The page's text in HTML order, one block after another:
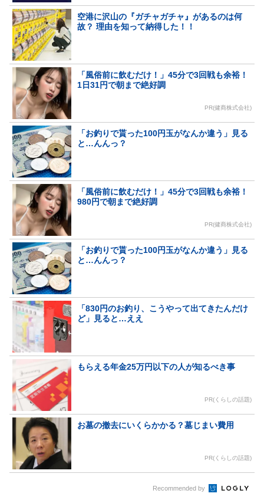
空港に沢山の『ガチャガチャ』があるのは何
故？ 理由を知って納得した！！
「風俗前に飲むだけ！」45分で3回戦も余裕！
1日31円で朝まで絶好調
PR(健商株式会社)
「お釣りで貰った100円玉がなんか違う」見る
と…んんっ？
「風俗前に飲むだけ！」45分で3回戦も余裕！
980円で朝まで絶好調
PR(健商株式会社)
「お釣りで貰った100円玉がなんか違う」見る
と…んんっ？
「830円のお釣り、こうやって出てきたんだけ
ど」見ると…ええ
もらえる年金25万円以下の人が知るべき事
PR(くらしの話題)
お墓の撤去にいくらかかる？墓じまい費用
PR(くらしの話題)
Recommended by